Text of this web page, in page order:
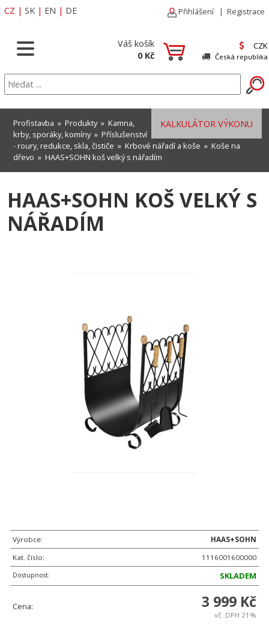
CZ | SK | EN | DE Přihlášení | Registrace
Váš košík
0 Kč
CZK
Česká republika
KALKULÁTOR VÝKONU
Profistavba » Produkty» Kamna,
krby, sporáky, komíny» Příslušenství
- roury, redukce, skla, čističe » Krbové nářadí a koše » Koše na
dřevo » HAAS+SOHN koš velký s nářadím
HAAS+SOHN KOŠ VELKÝ S
NÁŘADÍM
Výrobce:
HAAS+SOHN
Kat. číslo:
1116001600000
Dostupnost:
SKLADEM
Cena: 3 999 Kč
vč. DPH 21%